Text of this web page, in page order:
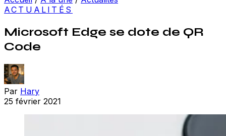
ACTUALITÉS
Microsoft Edge se dote de QR
Code
Par Hary
25 février 2021